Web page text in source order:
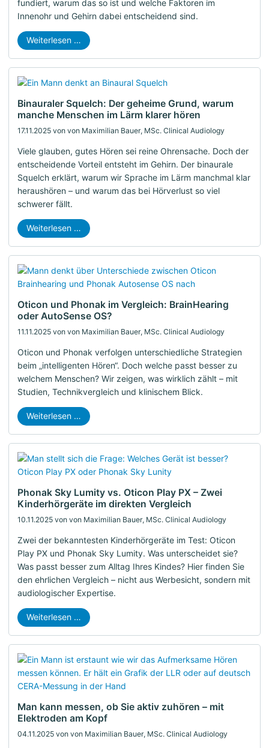
fundiert, warum das so ist und welche Faktoren im
Innenohr und Gehirn dabei entscheidend sind.
Weiterlesen …
17.11.2025 von von Maximilian Bauer, MSc. Clinical Audiology
Binauraler Squelch: Der geheime Grund, warum
manche Menschen im Lärm klarer hören
Viele glauben, gutes Hören sei reine Ohrensache. Doch der
entscheidende Vorteil entsteht im Gehirn. Der binaurale
Squelch erklärt, warum wir Sprache im Lärm manchmal klar
heraushören – und warum das bei Hörverlust so viel
schwerer fällt.
Weiterlesen …
11.11.2025 von von Maximilian Bauer, MSc. Clinical Audiology
Oticon und Phonak im Vergleich: BrainHearing
oder AutoSense OS?
Oticon und Phonak verfolgen unterschiedliche Strategien
beim „intelligenten Hören“. Doch welche passt besser zu
welchem Menschen? Wir zeigen, was wirklich zählt – mit
Studien, Technikvergleich und klinischem Blick.
Weiterlesen …
10.11.2025 von von Maximilian Bauer, MSc. Clinical Audiology
Phonak Sky Lumity vs. Oticon Play PX – Zwei
Kinderhörgeräte im direkten Vergleich
Zwei der bekanntesten Kinderhörgeräte im Test: Oticon
Play PX und Phonak Sky Lumity. Was unterscheidet sie?
Was passt besser zum Alltag Ihres Kindes? Hier finden Sie
den ehrlichen Vergleich – nicht aus Werbesicht, sondern mit
audiologischer Expertise.
Weiterlesen …
04.11.2025 von von Maximilian Bauer, MSc. Clinical Audiology
Man kann messen, ob Sie aktiv zuhören – mit
Elektroden am Kopf